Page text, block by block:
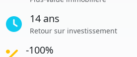
14 ans
Retour sur investissement
-100%